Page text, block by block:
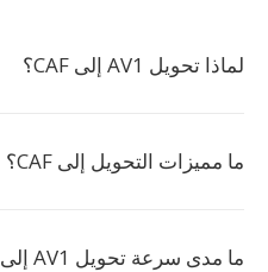
لماذا تحويل AV1 إلى CAF؟
ما مميزات التحويل إلى CAF؟
ما مدى سرعة تحويل AV1 إلى CAF؟